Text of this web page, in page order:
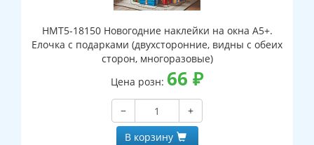
НМТ5-18150 Новогодние наклейки на окна А5+.
Елочка с подарками (двухсторонние, видны с обеих
сторон, многоразовые)
Цена розн: 66 ₽
−
+
В корзину